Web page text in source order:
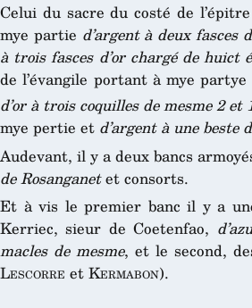
Celui du sacre du costé de
mye partie d’argent à deux fasces
à trois fasces d’or chargé de huict
de l’évangile portant à mye
d’or à trois coquilles de mesme 2 et
mye pertie et d’argent à une beste
Audevant, il y a deux bancs
de Rosanganetet consorts.
Et à vis le premier banc il y a
Kerriec, sieur de Coetenfao,
macles de mesme, et le second,
Lescorre et Kermabon).